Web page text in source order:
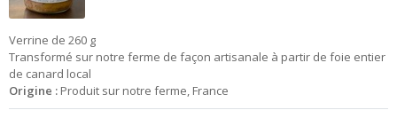
Verrine de 260 g
Transformé sur notre ferme de façon artisanale à partir de foie entier
de canard local
Origine : Produit sur notre ferme, France